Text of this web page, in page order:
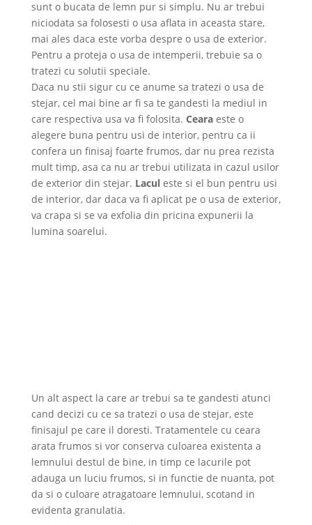
sunt o bucata de lemn pur si simplu. Nu ar trebui
niciodata sa folosesti o usa aflata in aceasta stare,
mai ales daca este vorba despre o usa de exterior.
Pentru a proteja o usa de intemperii, trebuie sa o
tratezi cu solutii speciale.
Daca nu stii sigur cu ce anume sa tratezi o usa de
stejar, cel mai bine ar fi sa te gandesti la mediul in
care respectiva usa va fi folosita. Cearaeste o
alegere buna pentru usi de interior, pentru ca ii
confera un finisaj foarte frumos, dar nu prea rezista
mult timp, asa ca nu ar trebui utilizata in cazul usilor
de exterior din stejar. Laculeste si el bun pentru usi
de interior, dar daca va fi aplicat pe o usa de exterior,
va crapa si se va exfolia din pricina expunerii la
lumina soarelui.
Un alt aspect la care ar trebui sa te gandesti atunci
cand decizi cu ce sa tratezi o usa de stejar, este
finisajul pe care il doresti. Tratamentele cu ceara
arata frumos si vor conserva culoarea existenta a
lemnului destul de bine, in timp ce lacurile pot
adauga un luciu frumos, si in functie de nuanta, pot
da si o culoare atragatoare lemnului, scotand in
evidenta granulatia.